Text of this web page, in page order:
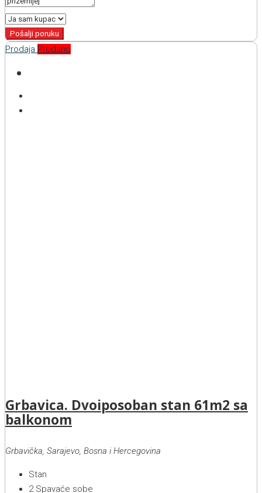
Pošalji poruku
Prodaja Prodano
Grbavica. Dvoiposoban stan 61m2 sa
balkonom
Grbavička, Sarajevo, Bosna i Hercegovina
Stan
2 Spavaće sobe